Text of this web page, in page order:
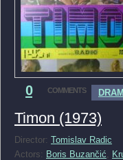
0 COMMENTS
Timon (1973)
Director: Tomislav Radic
Actors: Boris Buzančić,